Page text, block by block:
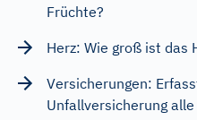
Früchte?
Herz: Wie groß ist das
Versicherungen:
Unfallversicherung